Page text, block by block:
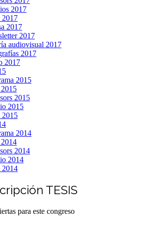
2017
2017
2017
2017
audiovisual 2017
2017
2017
2015
2015
2015
2015
2015
2014
2014
2014
2014
2014
TESIS
para este congreso